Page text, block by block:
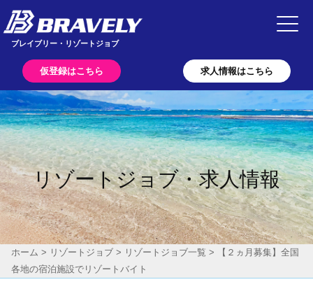
Main Navigation
ブレイブリー・リゾートジョブ
仮登録はこちら 求人情報はこちら
リゾートジョブ・求人情報
ホーム > リゾートジョブ > リゾートジョブ一覧 >
【２ヵ月募集】全国
各地の宿泊施設でリゾートバイト